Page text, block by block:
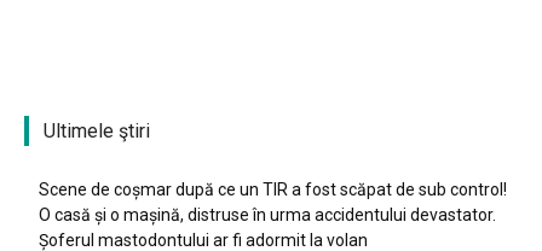
Ultimele ştiri
Scene de coșmar după ce un TIR a fost scăpat de sub control!
O casă și o mașină, distruse în urma accidentului devastator.
Șoferul mastodontului ar fi adormit la volan